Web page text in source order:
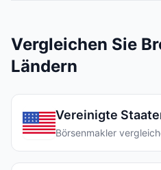
Vergleichen Sie
Ländern
Vereinigte
Börsenmakler